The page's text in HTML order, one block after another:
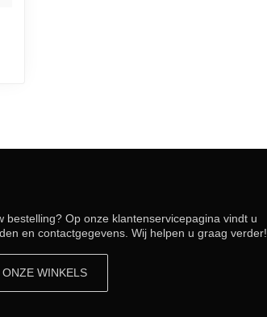
Op onze klantenservicepagina vindt u
en contactgegevens. Wij helpen u graag verder!
ONZE WINKELS